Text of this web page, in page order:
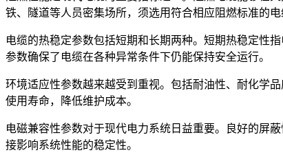
铁、隧道等人员密集场所，须选用符合相应阻燃标准的电
电缆的热稳定参数包括短期和长期两种。短期热稳定性
参数确保了电缆在各种异常条件下仍能保持安全运行。
环境适应性参数越来越受到重视。包括耐油性、耐化学
使用寿命，降低维护成本。
电磁兼容性参数对于现代电力系统日益重要。良好的屏
接影响系统性能的稳定性。